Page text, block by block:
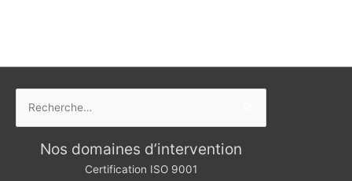
Nos domaines d’intervention
Certification ISO 9001